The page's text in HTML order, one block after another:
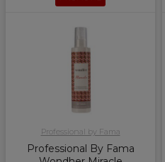
Professional by Fama
Professional By Fama